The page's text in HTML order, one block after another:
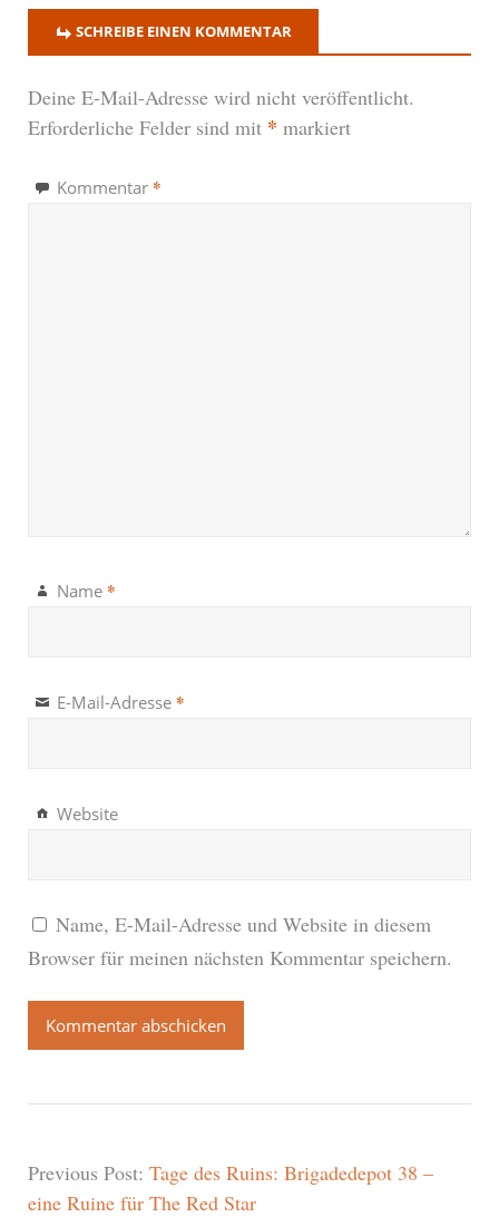
SCHREIBE EINEN KOMMENTAR
Deine E-Mail-Adresse wird nicht veröffentlicht.
Erforderliche Felder sind mit * markiert
Kommentar *
Name *
E-Mail-Adresse *
Website
Name, E-Mail-Adresse und Website in diesem
Browser für meinen nächsten Kommentar speichern.
Previous Post: Tage des Ruins: Brigadedepot 38 –
eine Ruine für The Red Star